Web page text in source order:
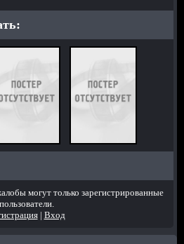
могут только зарегистрированные
пользователи.
| Вход